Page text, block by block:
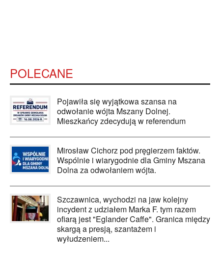
POLECANE
Pojawiła się wyjątkowa szansa na
odwołanie wójta Mszany Dolnej.
Mieszkańcy zdecydują w referendum
Mirosław Cichorz pod pręgierzem faktów.
Wspólnie i wiarygodnie dla Gminy Mszana
Dolna za odwołaniem wójta.
Szczawnica, wychodzi na jaw kolejny
incydent z udziałem Marka F. tym razem
ofiarą jest "Eglander Caffe". Granica między
skargą a presją, szantażem i
wyłudzeniem...